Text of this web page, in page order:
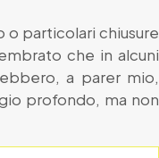
particolari chiusure
che in alcuni
a parer mio,
profondo, ma non